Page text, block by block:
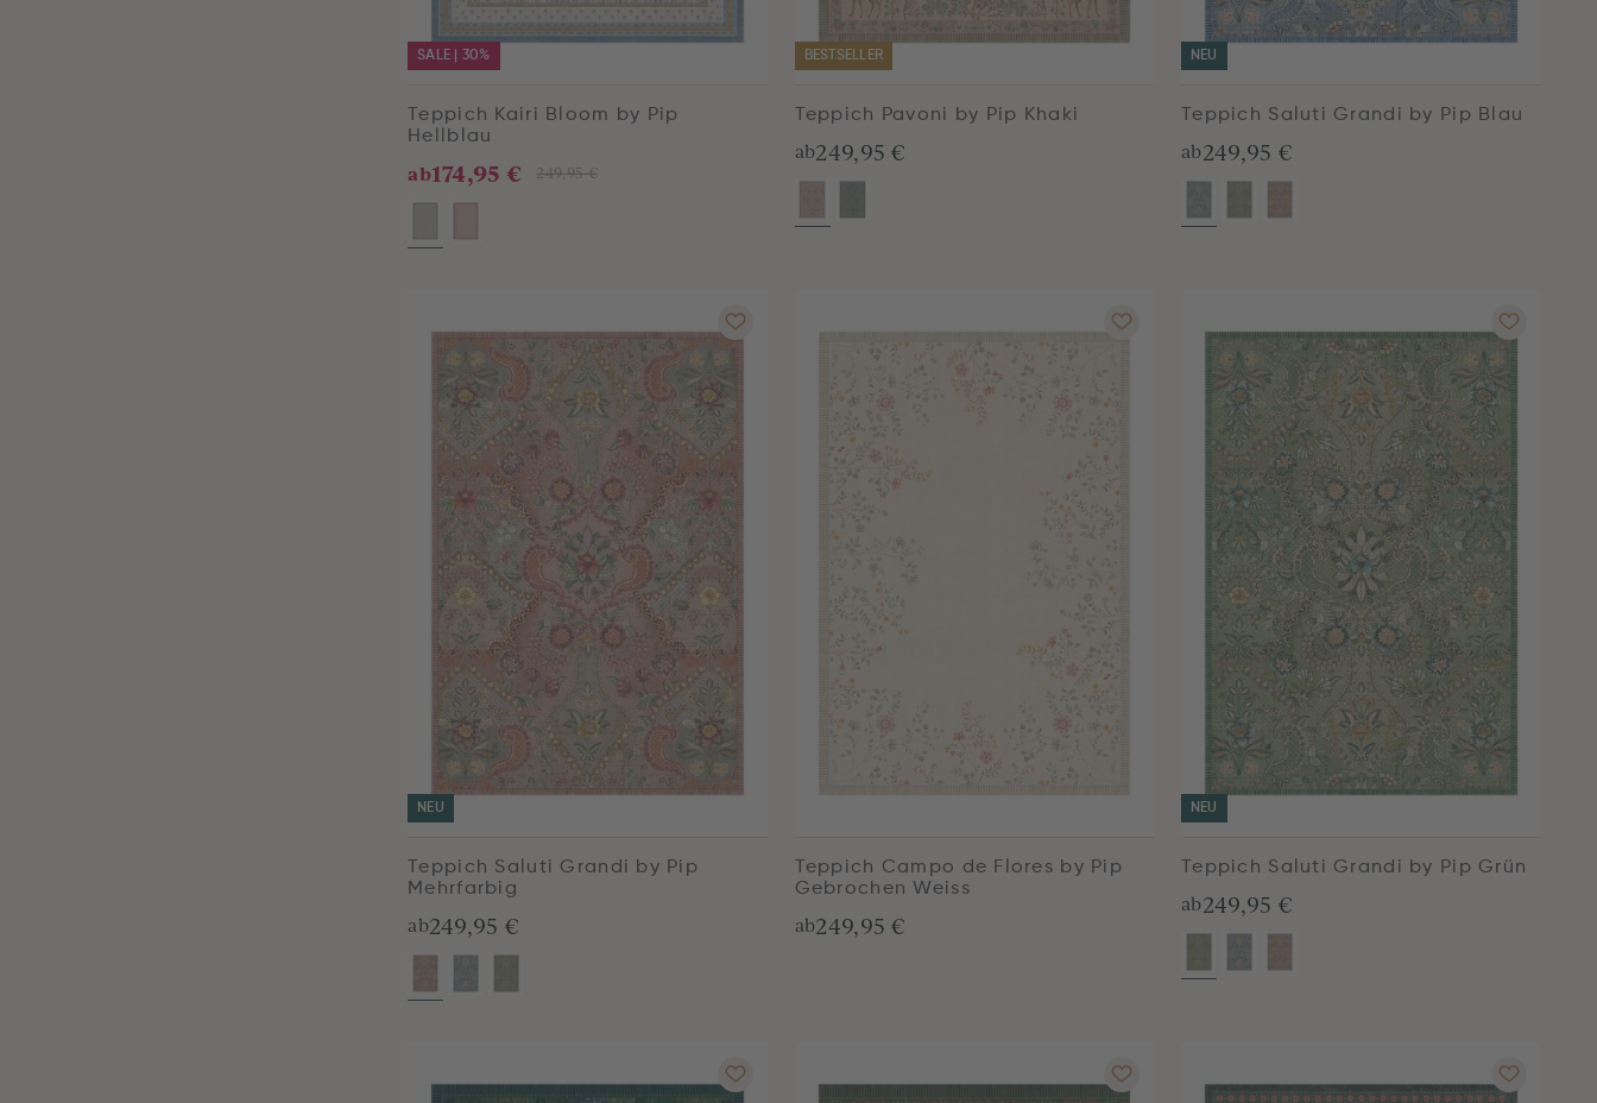
SALE | 30%
Teppich Kairi Bloom by Pip
Hellblau
ab 249,95 €
174,95 €
BESTSELLER
Teppich Pavoni by Pip Khaki
ab249,95 €
NEU
Teppich Saluti Grandi by Pip Blau
ab249,95 €
NEU
Teppich Saluti Grandi by Pip
Mehrfarbig
ab249,95 €
Teppich Campo de Flores by Pip
Gebrochen Weiss
ab249,95 €
NEU
Teppich Saluti Grandi by Pip Grün
ab249,95 €